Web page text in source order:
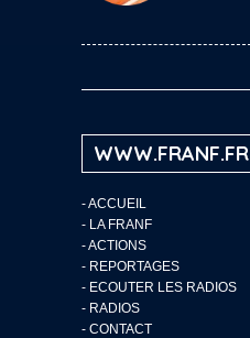
WWW.FRANF.FR
-ACCUEIL
- LA FRANF
-ACTIONS
- REPORTAGES
- ECOUTER LES RADIOS
- RADIOS
- CONTACT